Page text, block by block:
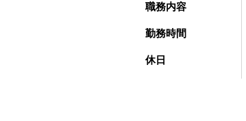
職務内容
勤務時間
休日